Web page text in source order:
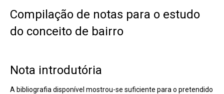
Compilação de notas para o estudo
do conceito de bairro
Nota introdutória
A bibliografia disponível mostrou-se suficiente para o pretendido